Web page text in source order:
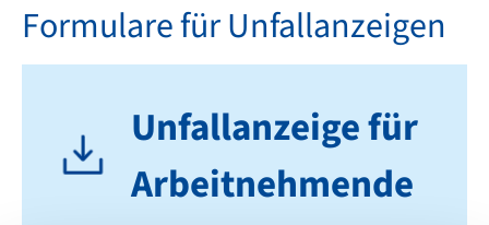
Formulare für Unfallanzeigen
Unfallanzeige für
Arbeitnehmende